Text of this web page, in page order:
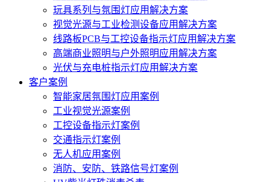
玩具系列与氛围灯应用解决方案
视觉光源与工业检测设备应用解决方案
线路板PCB与工控设备指示灯应用解决方案
高端商业照明与户外照明应用解决方案
光伏与充电桩指示灯应用解决方案
客户案例
智能家居氛围灯应用案例
工业视觉光源案例
工控设备指示灯案例
交通指示灯案例
无人机应用案例
消防、安防、铁路信号灯案例